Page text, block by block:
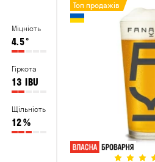
Міцність
4.5°
Гіркота
13 IBU
Щільність
12%
Топ продажів